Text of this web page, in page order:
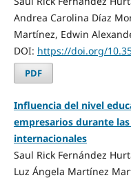
Andrea Carolina Díaz
Martínez, Edwin
DOI: https://doi.org/
PDF
Influencia del nivel
empresarios durante
internacionales
Saul Rick Fernández
Luz Ángela Martínez